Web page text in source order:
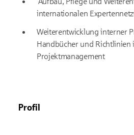
internationalen
Weiterentwicklung interner
Handbücher und Richtlinien
Projektmanagement
Profil